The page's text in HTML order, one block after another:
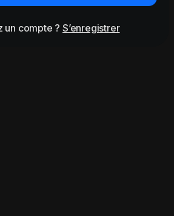
un compte ?S’enregistrer